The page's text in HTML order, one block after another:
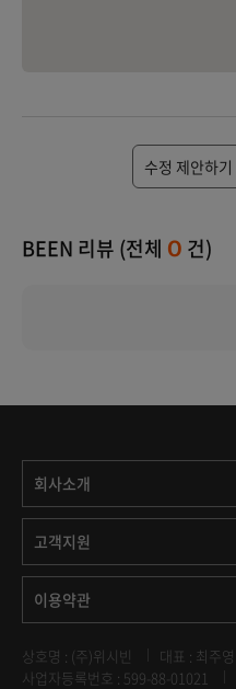
수정 제안하기
BEEN 리뷰 (전체 0 건)
회사소개
고객지원
이용약관
상호명 : (주)위시빈 대표 : 최주영
사업자등록번호 : 599-88-01021